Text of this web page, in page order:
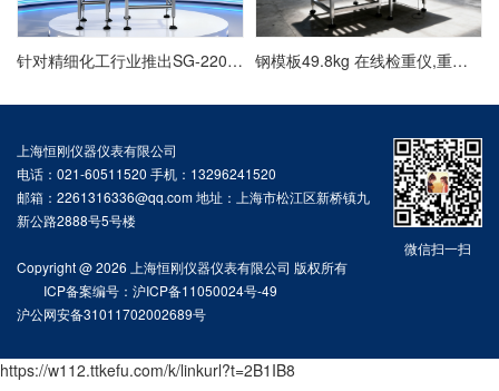
针对精细化工行业推出SG-220自动检重秤定制方案 钢模板49.8kg 在线检重仪,重量检测秤厂家
微信扫一扫
上海恒刚仪器仪表有限公司
电话：021-60511520 手机：13296241520
邮箱：2261316336@qq.com 地址：上海市松江区新桥镇九
新公路2888号5号楼
Copyright @ 2026 上海恒刚仪器仪表有限公司 版权所有
ICP备案编号：沪ICP备11050024号-49
沪公网安备31011702002689号
https://w112.ttkefu.com/k/linkurl?t=2B1IB8